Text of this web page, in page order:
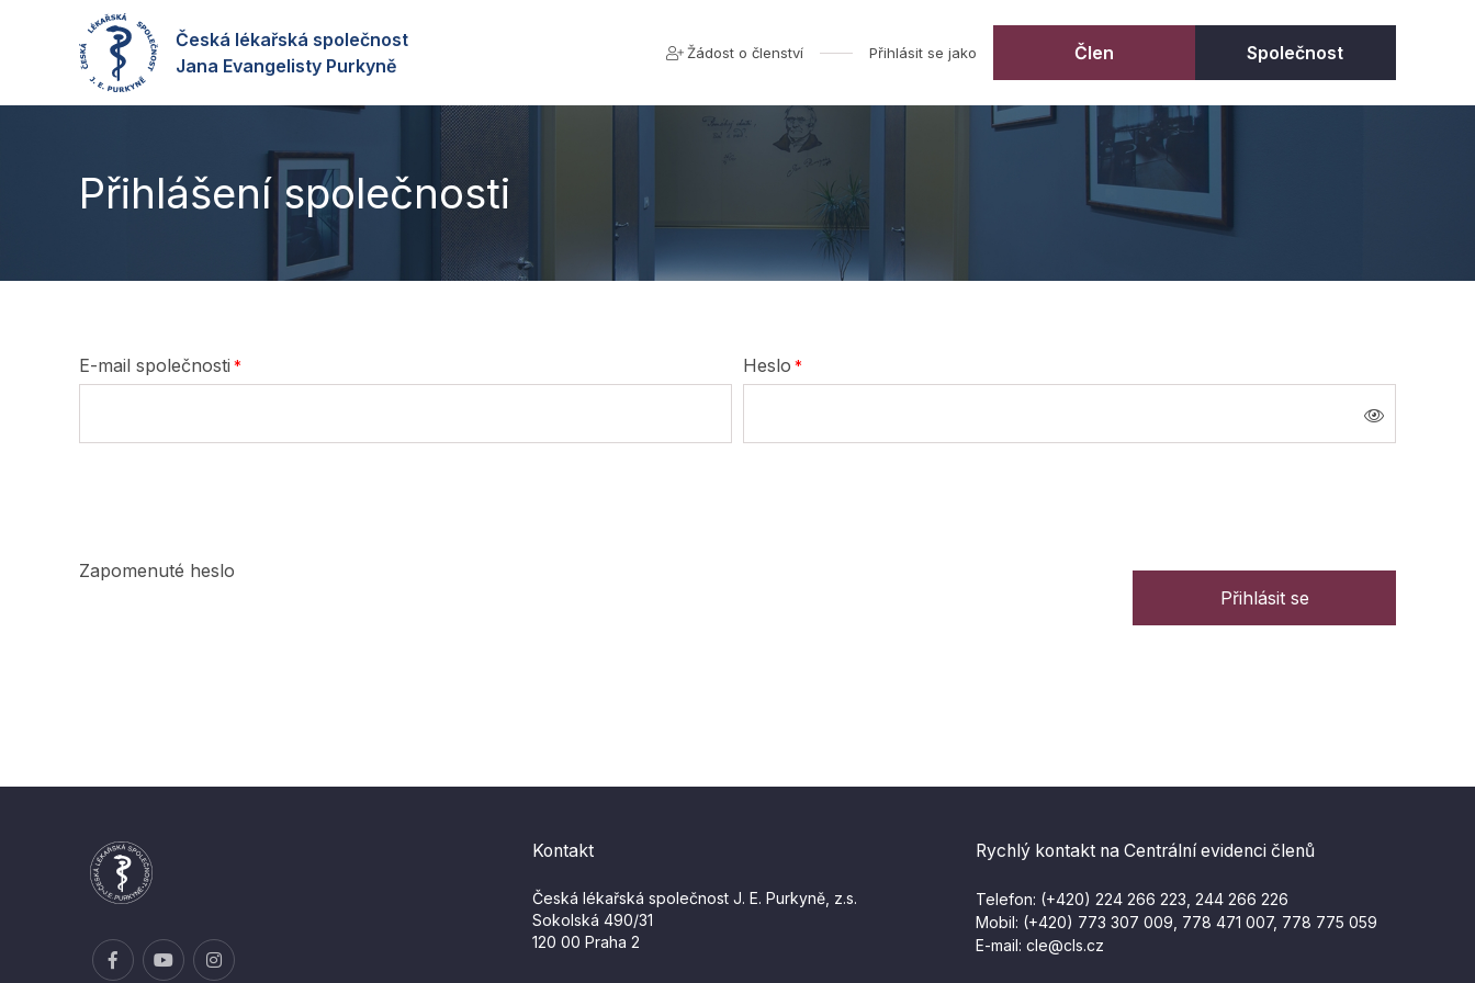
Česká lékařská společnost
Jana Evangelisty Purkyně
Žádost o členství Přihlásit se jako Člen Společnost
Přihlášení společnosti
E-mail společnosti Heslo
Zapomenuté heslo
Přihlásit se
Kontakt
Česká lékařská společnost J. E. Purkyně, z.s.
Sokolská 490/31
120 00 Praha 2
Rychlý kontakt na Centrální evidenci členů
Telefon: (+420) 224 266 223, 244 266 226
Mobil: (+420) 773 307 009, 778 471 007, 778 775 059
E-mail: cle@cls.cz